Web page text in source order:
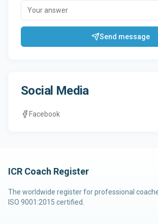
Send message
Social Media
Facebook
ICR Coach Register
The worldwide register for professional
ISO 9001:2015 certified.